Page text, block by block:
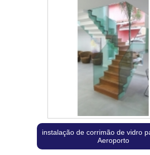
instalação de corrimão de vidro
Aeroporto